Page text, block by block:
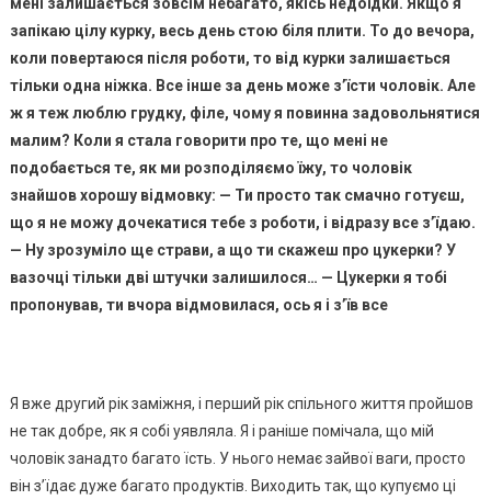
запікаю цілу курку, весь день стою біля плити. То до вечора,
коли повертаюся після роботи, то від курки залишається
тільки одна ніжка. Все інше за день може з’їсти чоловік. Але
ж я теж люблю грудку, філе, чому я повинна задовольнятися
малим? Коли я стала говорити про те, що мені не
подобається те, як ми розподіляємо їжу, то чоловік
знайшов хорошу відмовку: — Ти просто так смачно готуєш,
що я не можу дочекатися тебе з роботи, і відразу все з’їдаю.
— Ну зрозуміло ще страви, а що ти скажеш про цукерки? У
вазочці тільки дві штучки залишилося… — Цукерки я тобі
пропонував, ти вчора відмовилася, ось я і з’їв все
Я вже другий рік заміжня, і перший рік спільного життя пройшов
не так добре, як я собі уявляла. Я і раніше помічала, що мій
чоловік занадто багато їсть. У нього немає зайвої ваги, просто
він з’їдає дуже багато продуктів. Виходить так, що купуємо ці